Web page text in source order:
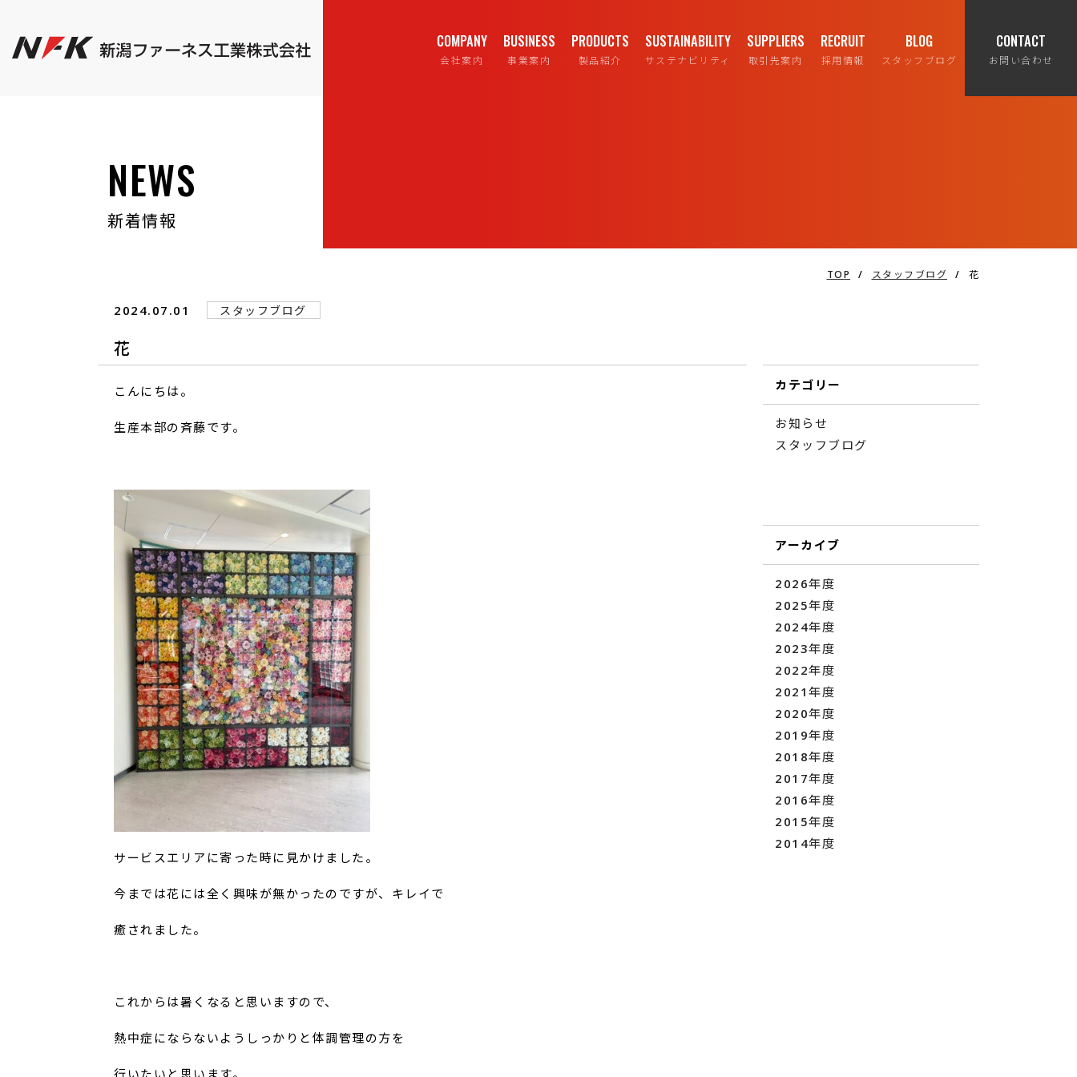
COMPANY
会社案内
BUSINESS
事業案内
PRODUCTS
製品紹介
SUSTAINABILITY
サステナビリティ
SUPPLIERS
取引先案内
RECRUIT
採用情報
BLOG
スタッフブログ
CONTACT
お問い合わせ
NEWS
新着情報
TOP / スタッフブログ / 花
2024.07.01 スタッフブログ
花
こんにちは。
生産本部の斉藤です。
サービスエリアに寄った時に見かけました。
今までは花には全く興味が無かったのですが、キレイで
癒されました。
これからは暑くなると思いますので、
熱中症にならないようしっかりと体調管理の方を
行いたいと思います。
カテゴリー
お知らせ
スタッフブログ
アーカイブ
2026年度
2025年度
2024年度
2023年度
2022年度
2021年度
2020年度
2019年度
2018年度
2017年度
2016年度
2015年度
2014年度